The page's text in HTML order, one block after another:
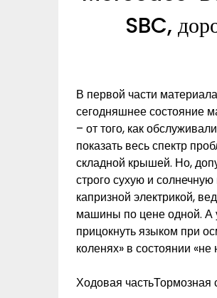
SBC,
В первой части
сегодняшнее состояние
– от того, как
показать весь спектр
складной крышей. Но,
строго сухую и
капризной электрикой,
машины по цене одной. А
прицокнуть языком при
коленях» в состоянии «не
Ходовая частьТормозная